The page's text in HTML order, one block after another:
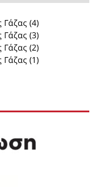
Γάζας (4)
Γάζας (3)
Γάζας (2)
Γάζας (1)